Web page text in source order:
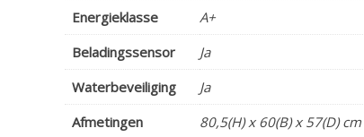
Energieklasse
A+
Beladingssensor
Ja
Waterbeveiliging
Ja
Afmetingen
80,5(H) x 60(B) x 57(D) cm